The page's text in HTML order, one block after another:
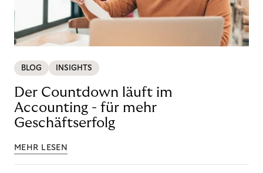
BLOG INSIGHTS
Der Countdown läuft im
Accounting - für mehr
Geschäftserfolg
MEHR LESEN